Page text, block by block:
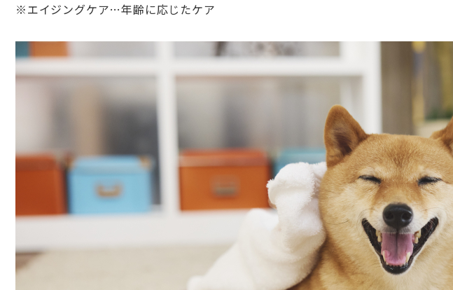
※エイジングケア…年齢に応じたケア